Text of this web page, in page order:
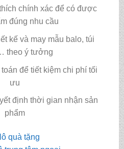
chính xác để có được
đúng nhu cầu
kế và may mẫu balo, túi
theo ý tưởng
để tiết kiệm chi phí tối
ưu
định thời gian nhận sản
phẩm